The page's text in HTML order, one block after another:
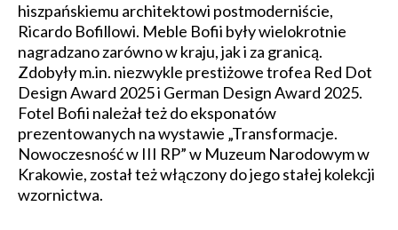
hiszpańskiemu architektowi postmoderniście,
Ricardo Bofillowi. Meble Bofii były wielokrotnie
nagradzano zarówno w kraju, jak i za granicą.
Zdobyły m.in. niezwykle prestiżowe trofea Red Dot
Design Award 2025 i German Design Award 2025.
Fotel Bofii należał też do eksponatów
prezentowanych na wystawie „Transformacje.
Nowoczesność w III RP” w Muzeum Narodowym w
Krakowie, został też włączony do jego stałej kolekcji
wzornictwa.